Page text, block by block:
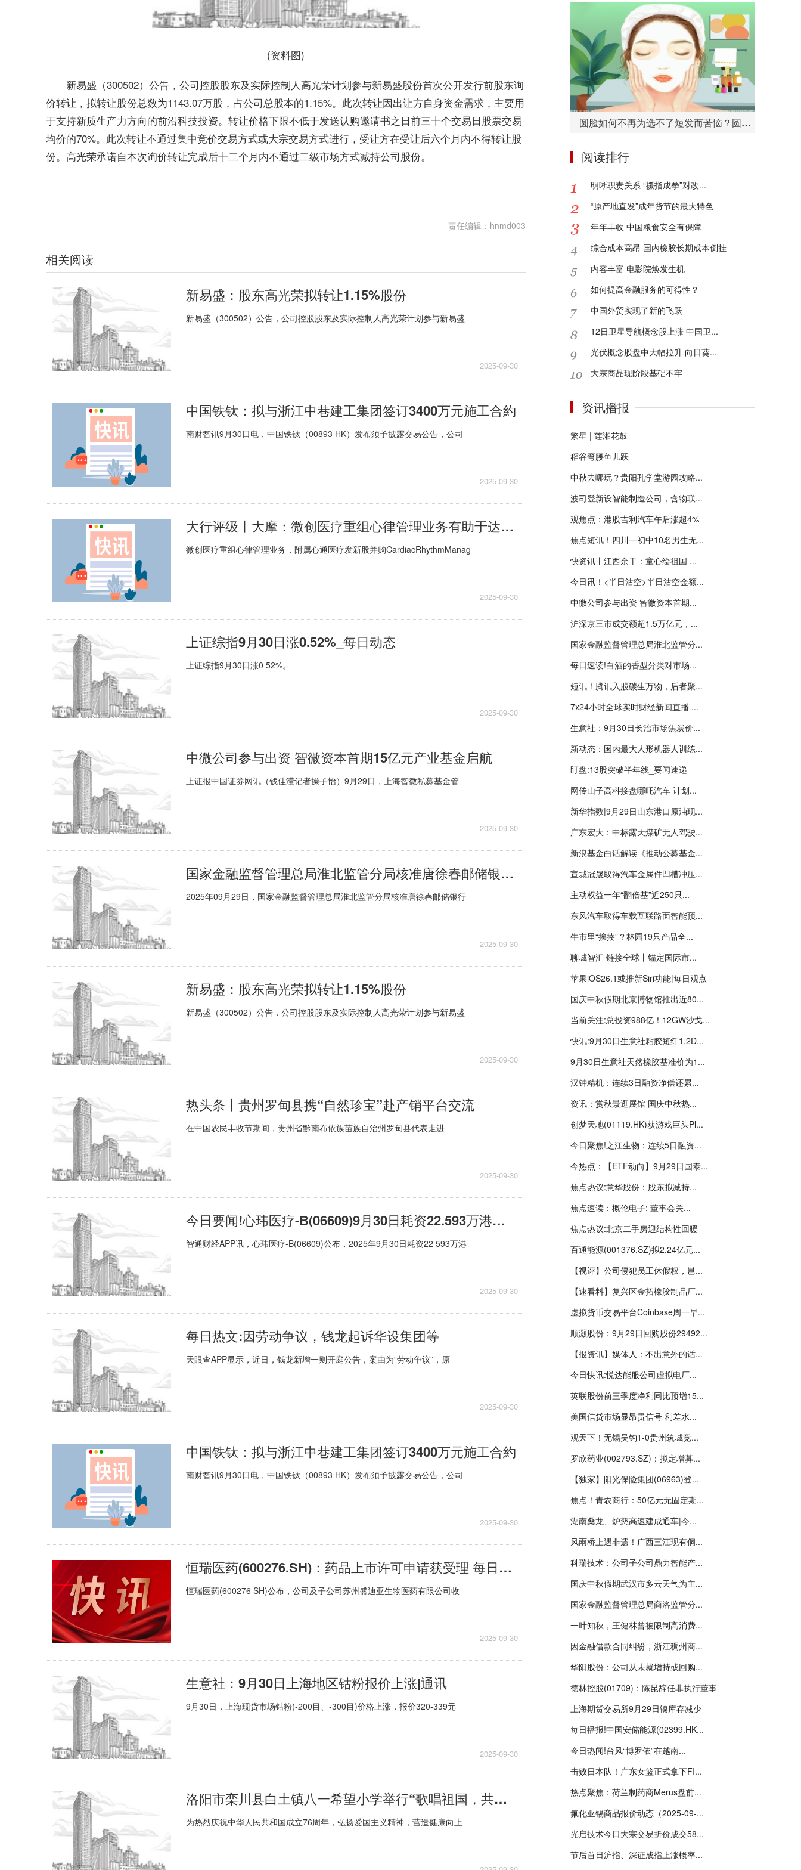
(资料图)
新易盛（300502）公告，公司控股股东及实际控制人高光荣计划参与新易盛股份首次公开发行前股东询
价转让，拟转让股份总数为1143.07万股，占公司总股本的1.15%。此次转让因出让方自身资金需求，主要用
于支持新质生产力方向的前沿科技投资。转让价格下限不低于发送认购邀请书之日前三十个交易日股票交易
均价的70%。此次转让不通过集中竞价交易方式或大宗交易方式进行，受让方在受让后六个月内不得转让股
份。高光荣承诺自本次询价转让完成后十二个月内不通过二级市场方式减持公司股份。
责任编辑：hnmd003
相关阅读
新易盛：股东高光荣拟转让1.15%股份
新易盛（300502）公告，公司控股股东及实际控制人高光荣计划参与新易盛
2025-09-30
中国铁钛：拟与浙江中巷建工集团签订3400万元施工合約
南财智讯9月30日电，中国铁钛（00893 HK）发布须予披露交易公告，公司
2025-09-30
大行评级丨大摩：微创医疗重组心律管理业务有助于达成财务目标 目标价16港元|焦点热议
微创医疗重组心律管理业务，附属心通医疗发新股并购CardiacRhythmManag
2025-09-30
上证综指9月30日涨0.52%_每日动态
上证综指9月30日涨0 52%。
2025-09-30
中微公司参与出资 智微资本首期15亿元产业基金启航
上证报中国证券网讯（钱佳滢记者操子怡）9月29日，上海智微私募基金管
2025-09-30
国家金融监督管理总局淮北监管分局核准唐徐春邮储银行淮北市分行行长
2025年09月29日，国家金融监督管理总局淮北监管分局核准唐徐春邮储银行
2025-09-30
新易盛：股东高光荣拟转让1.15%股份
新易盛（300502）公告，公司控股股东及实际控制人高光荣计划参与新易盛
2025-09-30
热头条丨贵州罗甸县携“自然珍宝”赴产销平台交流
在中国农民丰收节期间，贵州省黔南布依族苗族自治州罗甸县代表走进
2025-09-30
今日要闻!心玮医疗-B(06609)9月30日耗资22.593万港元回购3450股
智通财经APP讯，心玮医疗-B(06609)公布，2025年9月30日耗资22 593万港
2025-09-30
每日热文:因劳动争议，钱龙起诉华设集团等
天眼查APP显示，近日，钱龙新增一则开庭公告，案由为“劳动争议”，原
2025-09-30
中国铁钛：拟与浙江中巷建工集团签订3400万元施工合約
南财智讯9月30日电，中国铁钛（00893 HK）发布须予披露交易公告，公司
2025-09-30
恒瑞医药(600276.SH)：药品上市许可申请获受理 每日观察
恒瑞医药(600276 SH)公布，公司及子公司苏州盛迪亚生物医药有限公司收
2025-09-30
生意社：9月30日上海地区钴粉报价上涨|通讯
9月30日，上海现货市场钴粉(-200目、-300目)价格上涨，报价320-339元
2025-09-30
洛阳市栾川县白土镇八一希望小学举行“歌唱祖国，共庆华诞”歌唱比赛
为热烈庆祝中华人民共和国成立76周年，弘扬爱国主义精神，营造健康向上
圆脸如何不再为选不了短发而苦恼？圆脸适合的短发造型有哪些？
阅读排行
明晰职责关系 “攥指成拳”对改...
“原产地直发”成年货节的最大特色
年年丰收 中国粮食安全有保障
综合成本高昂 国内橡胶长期成本倒挂
内容丰富 电影院焕发生机
如何提高金融服务的可得性？
中国外贸实现了新的飞跃
12日卫星导航概念股上涨 中国卫...
光伏概念股盘中大幅拉升 向日葵...
大宗商品现阶段基础不牢
资讯播报
繁星 | 莲湘花鼓
稻谷弯腰鱼儿跃
中秋去哪玩？贵阳孔学堂游园攻略...
波司登新设智能制造公司，含物联...
观焦点：港股吉利汽车午后涨超4%
焦点短讯！四川一初中10名男生无...
快资讯丨江西余干：童心绘祖国 ...
今日讯！<半日沽空>半日沽空金额...
中微公司参与出资 智微资本首期...
沪深京三市成交额超1.5万亿元，...
国家金融监督管理总局淮北监管分...
每日速读!白酒的香型分类对市场...
短讯！腾讯入股碳生万物，后者聚...
7x24小时全球实时财经新闻直播 ...
生意社：9月30日长治市场焦炭价...
新动态：国内最大人形机器人训练...
盯盘:13股突破半年线_要闻速递
网传山子高科接盘哪吒汽车 计划...
新华指数|9月29日山东港口原油现...
广东宏大：中标露天煤矿无人驾驶...
新浪基金白话解读《推动公募基金...
宣城冠晟取得汽车金属件凹槽冲压...
主动权益一年“翻倍基”近250只...
东风汽车取得车载互联路面智能预...
牛市里“挨揍”？林园19只产品全...
聊城智汇 链接全球丨锚定国际市...
苹果iOS26.1或推新Siri功能|每日观点
国庆中秋假期北京博物馆推出近80...
当前关注:总投资988亿！12GW沙戈...
快讯:9月30日生意社粘胶短纤1.2D...
9月30日生意社天然橡胶基准价为1...
汉钟精机：连续3日融资净偿还累...
资讯：赏秋景逛展馆 国庆中秋热...
创梦天地(01119.HK)获游戏巨头Pl...
今日聚焦!之江生物：连续5日融资...
今热点：【ETF动向】9月29日国泰...
焦点热议:意华股份：股东拟减持...
焦点速读：概伦电子: 董事会关...
焦点热议:北京二手房迎结构性回暖
百通能源(001376.SZ)拟2.24亿元...
【视评】公司侵犯员工休假权，岂...
【速看料】复兴区金拓橡胶制品厂...
虚拟货币交易平台Coinbase周一早...
顺灏股份：9月29日回购股份29492...
【报资讯】媒体人：不出意外的话...
今日快讯:悦达能服公司虚拟电厂...
英联股份前三季度净利同比预增15...
美国信贷市场显昂贵信号 利差水...
观天下！无锡吴钩1-0贵州筑城竞...
罗欣药业(002793.SZ)：拟定增募...
【独家】阳光保险集团(06963)登...
焦点！青农商行：50亿元无固定期...
湖南桑龙、炉慈高速建成通车|今...
风雨桥上遇非遗！广西三江现有侗...
科瑞技术：公司子公司鼎力智能产...
国庆中秋假期武汉市多云天气为主...
国家金融监督管理总局商洛监管分...
一叶知秋，王健林曾被限制高消费...
因金融借款合同纠纷，浙江稠州商...
华阳股份：公司从未就增持或回购...
德林控股(01709)：陈昆辞任非执行董事
上海期货交易所9月29日镍库存减少
每日播报!中国安储能源(02399.HK...
今日热闻!台风“博罗依”在越南...
击败日本队！广东女篮正式拿下FI...
热点聚焦：荷兰制药商Merus盘前...
氟化亚锡商品报价动态（2025-09-...
光启技术今日大宗交易折价成交58...
节后首日沪指、深证成指上涨概率...